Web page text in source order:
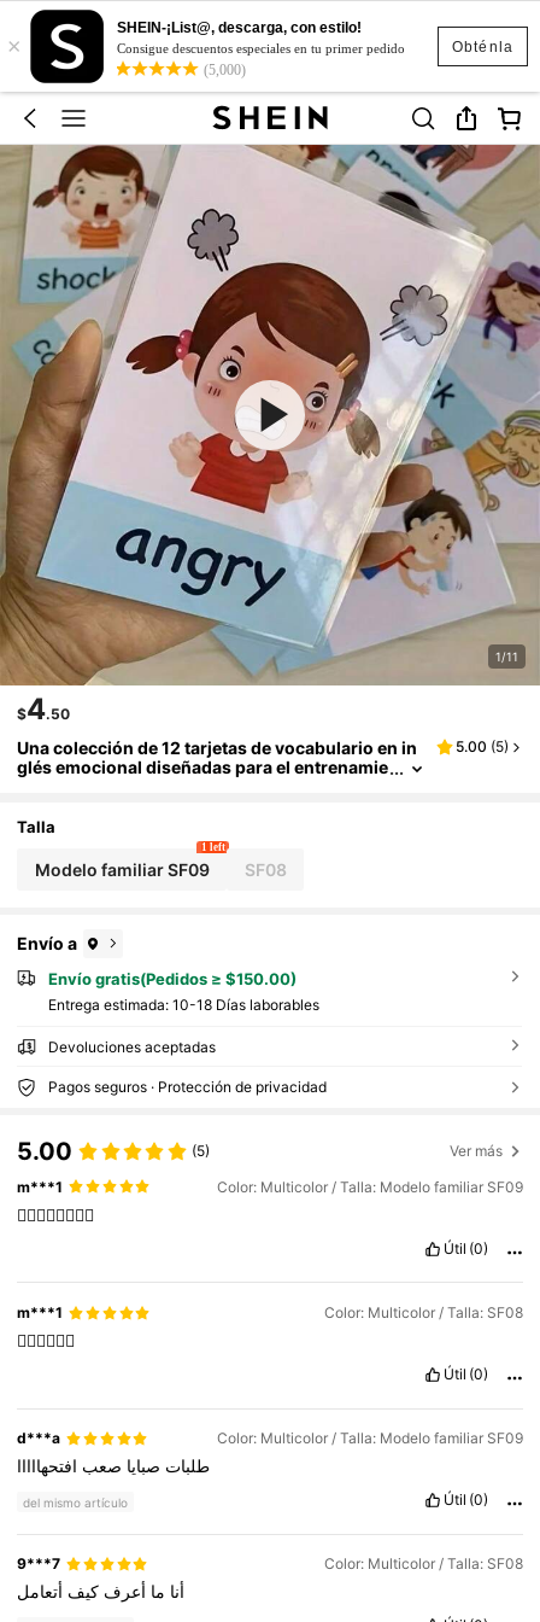
Obténla
×
SHEIN-¡List@, descarga, con estilo!
Consigue descuentos especiales en tu primer pedido
(5,000)
1/11
$4.50
Una colección de 12 tarjetas de vocabulario en in
glés emocional diseñadas para el entrenamie
otras reuniones festivas
5.00 (5)
Talla
Modelo familiar SF09
1 left
SF08
Envío a
Envío gratis(Pedidos ≥ $150.00)
Entrega estimada: 10-18 Días laborables
Devoluciones aceptadas
Pagos seguros · Protección de privacidad
5.00 (5) Ver más
m***1 Color: Multicolor / Talla: Modelo familiar SF09
❤️‍🔥❤️‍🔥❤️‍🔥❤️‍🔥
Útil (0)
m***1 Color: Multicolor / Talla: SF08
❤️‍🔥❤️‍🔥❤️‍🔥
Útil (0)
d***a Color: Multicolor / Talla: Modelo familiar SF09
طلبات صبايا صعب افتحهااااا
del mismo artículo Útil (0)
9***7 Color: Multicolor / Talla: SF08
أنا ما أعرف كيف أتعامل